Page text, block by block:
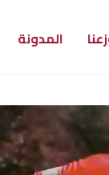
المدونة